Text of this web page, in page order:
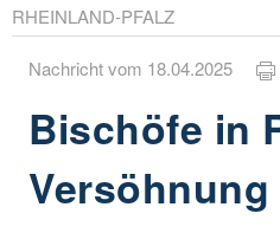
RHEINLAND-PFALZ
Nachricht vom 18.04.2025
Bischöfe in